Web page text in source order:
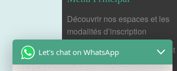
Découvrir nos espaces et les
modalités d’inscription
Formulaire de préinscription et
de demande d’entretien
Let's chat on WhatsApp